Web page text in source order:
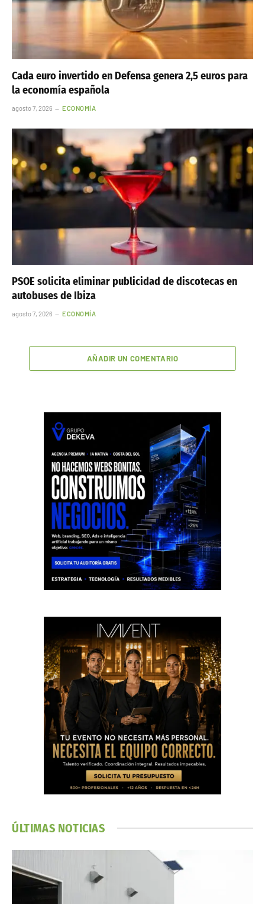
Cada euro invertido en Defensa genera 2,5 euros para
la economía española
agosto 7, 2026 ECONOMÍA
PSOE solicita eliminar publicidad de discotecas en
autobuses de Ibiza
agosto 7, 2026 ECONOMÍA
AÑADIR UN COMENTARIO
ÚLTIMAS NOTICIAS